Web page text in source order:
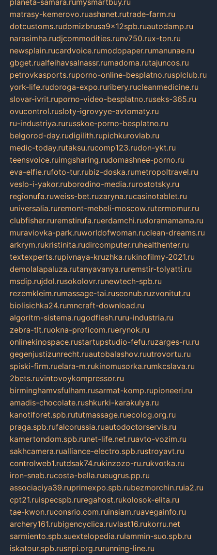
planeta-samara.rumysmartbuy.ru
matrasy-kemerovo.ruashanet.rutrade-farm.ru
dotcustoms.rudomizbrusa9x12spb.ruautodamp.ru
narasimha.rudjcommodities.runv750.rux-ton.ru
newsplain.rucardvoice.rumodopaper.rumanunae.ru
gbget.rualfeihavsalnassr.rumadoma.rutajuncos.ru
petrovkasports.ruporno-online-besplatno.rusplclub.ru
york-life.rudoroga-expo.ruribery.rucleanmedicine.ru
slovar-ivrit.ruporno-video-besplatno.ruseks-365.ru
ovucontrol.rusloty-igrovyye-avtomaty.ru
ru-industriya.rurusskoe-porno-besplatno.ru
belgorod-day.rudigilith.rupichkurovlab.ru
medic-today.rutaksu.rucomp123.rudon-ykt.ru
teensvoice.ruimgsharing.rudomashnee-porno.ru
eva-elfie.rufoto-tur.rubiz-doska.rumetropoltravel.ru
veslo-i-yakor.ruborodino-media.rurostotsky.ru
regionufa.ruweiss-bet.ruzaryna.rucasinotablet.ru
universalia.ruremont-mebeli-moscow.rutermomur.ru
clubfisher.ruremstirufa.ruerdamchi.rudoramamama.ru
muraviovka-park.ruworldofwoman.ruclean-dreams.ru
arkrym.rukristinita.rudircomputer.ruhealthenter.ru
textexperts.rupivnaya-kruzhka.rukinofilmy-2021.ru
demolalapaluza.rutanyavanya.ruremstir-tolyatti.ru
msdip.rujdol.rusokolovr.runewtech-spb.ru
rezemkleim.rumassage-tai.ruseonub.ruzvonitut.ru
biolisichka24.rumncraft-download.ru
algoritm-sistema.rugodflesh.ruru-industria.ru
zebra-tlt.ruokna-proficom.ruerynok.ru
onlinekinospace.rustartupstudio-fefu.ruzarges-ru.ru
gegenjustizunrecht.ruautobalashov.ruutrovortu.ru
spiski-firm.ruelara-m.rukinomusorka.rumkcslava.ru
2bets.ruvintovoykompressor.ru
birminghamvsfulham.rusarmat-komp.rupioneeri.ru
amadis-chocolate.rushkurki-karakulya.ru
kanotiforet.spb.rututmassage.ruecolog.org.ru
praga.spb.rufalcorussia.ruautodoctorservis.ru
kamertondom.spb.runet-life.net.ruavto-vozim.ru
sakhcamera.rualliance-electro.spb.rustroyavt.ru
controlweb1.rutdsak74.rukinzozo-ru.rukvotka.ru
iron-snab.rucosta-bella.rueugrus.pp.ru
associaciya39.ruprimexpo.spb.rubezmorchin.ruia2.ru
cpt21.ruispecspb.ruregahost.rukolosok-elita.ru
tae-kwon.ruconsrio.com.ruinsiam.ruavegainfo.ru
archery161.rubigencyclica.ruvlast16.rukorru.net
sarmiento.spb.suextelopedia.rulammin-suo.spb.ru
iskatour.spb.rusnpi.org.rurunning-line.ru